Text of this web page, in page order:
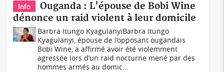
Info
Ouganda : L'épouse de Bobi Wine
dénonce un raid violent à leur domicile
Barbra Itungo KyagulanyiBarbra Itungo
Kyagulanyi, épouse de l’opposant ougandais
Bobi Wine, a affirmé avoir été violemment
agressée lors d’un raid nocturne mené par des
hommes armés au domic...